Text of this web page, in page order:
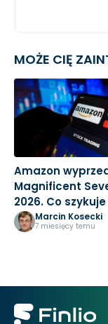
MOŻE CIĘ
Amazon
Magnificent
2026. Co
Jeff Bezos?
Marcin Kosecki
7 miesięcy temu